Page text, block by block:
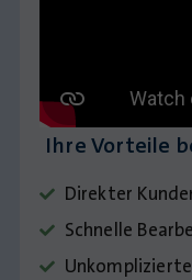
Ihre Vorteile
Direkter
Schnelle